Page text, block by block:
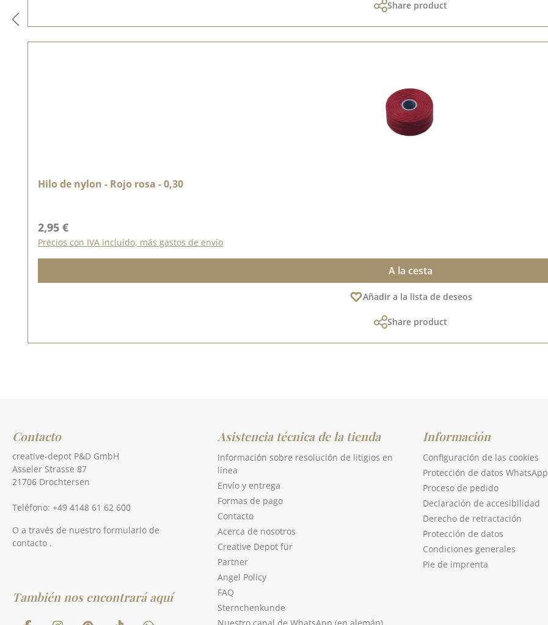
Share product
Hilo de nylon - Rojo rosa - 0,30
Precio normal:
2,95 €
Precios con IVA incluido, más gastos de envío
A la cesta
Añadir a la lista de deseos
Share product
Contacto
creative-depot P&D GmbH
Asseler Strasse 87
21706 Drochtersen
Teléfono: +49 4148 61 62 600
O a través de nuestro formulario de
contacto .
También nos encontrará aquí
Asistencia técnica de la tienda
Información sobre resolución de litigios en
línea
Envío y entrega
Formas de pago
Contacto
Acerca de nosotros
Creative Depot für
Partner
Angel Policy
FAQ
Sternchenkunde
Nuestro canal de WhatsApp (en alemán)
Información
Configuración de las cookies
Protección de datos WhatsApp
Proceso de pedido
Declaración de accesibilidad
Derecho de retractación
Protección de datos
Condiciones generales
Pie de imprenta